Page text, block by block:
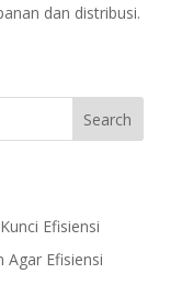
dan distribusi.
Search
Efisiensi
Agar Efisiensi